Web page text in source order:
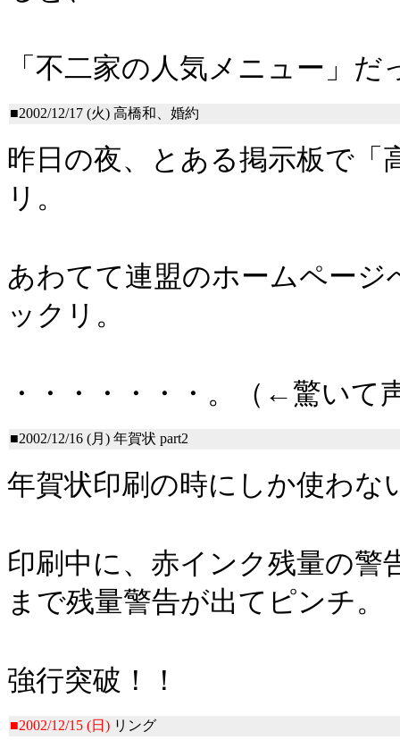
「不二家の人気メニュー」だ
■2002/12/17 (火) 高橋和、婚約
昨日の夜、とある掲示板で「
リ。
あわてて連盟のホームペー
ックリ。
・・・・・・・。（←驚いて
■2002/12/16 (月) 年賀状 part2
年賀状印刷の時にしか使わ
印刷中に、赤インク残量の
まで残量警告が出てピンチ。
強行突破！！
■2002/12/15 (日) リング